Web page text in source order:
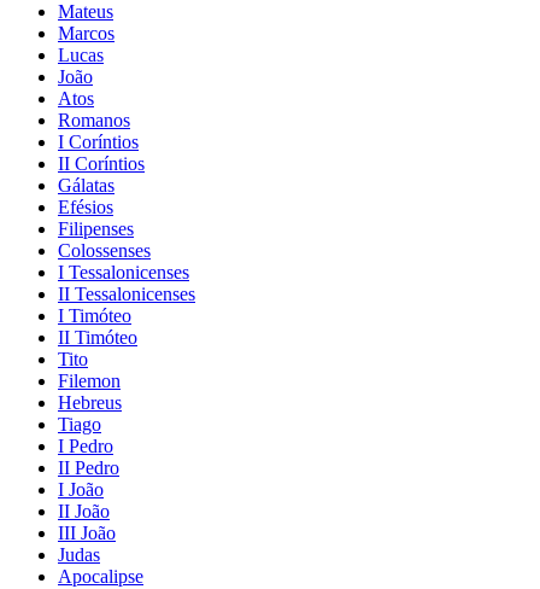
Mateus
Marcos
Lucas
João
Atos
Romanos
I Coríntios
II Coríntios
Gálatas
Efésios
Filipenses
Colossenses
I Tessalonicenses
II Tessalonicenses
I Timóteo
II Timóteo
Tito
Filemon
Hebreus
Tiago
I Pedro
II Pedro
I João
II João
III João
Judas
Apocalipse